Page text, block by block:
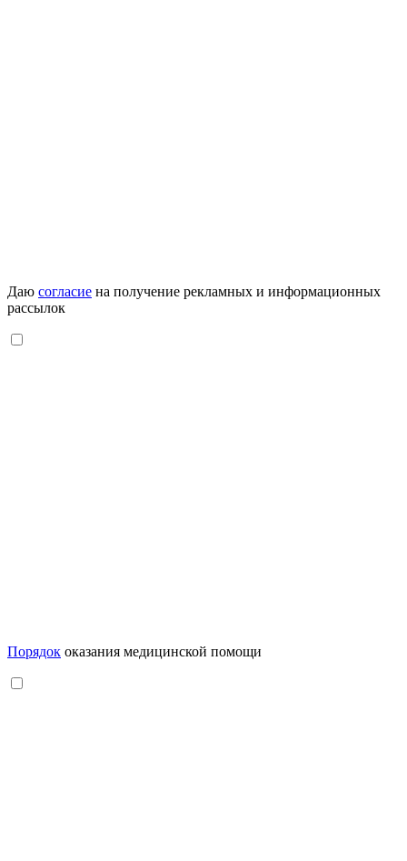
Даю согласие на получение рекламных и информационных
рассылок
Порядок оказания медицинской помощи